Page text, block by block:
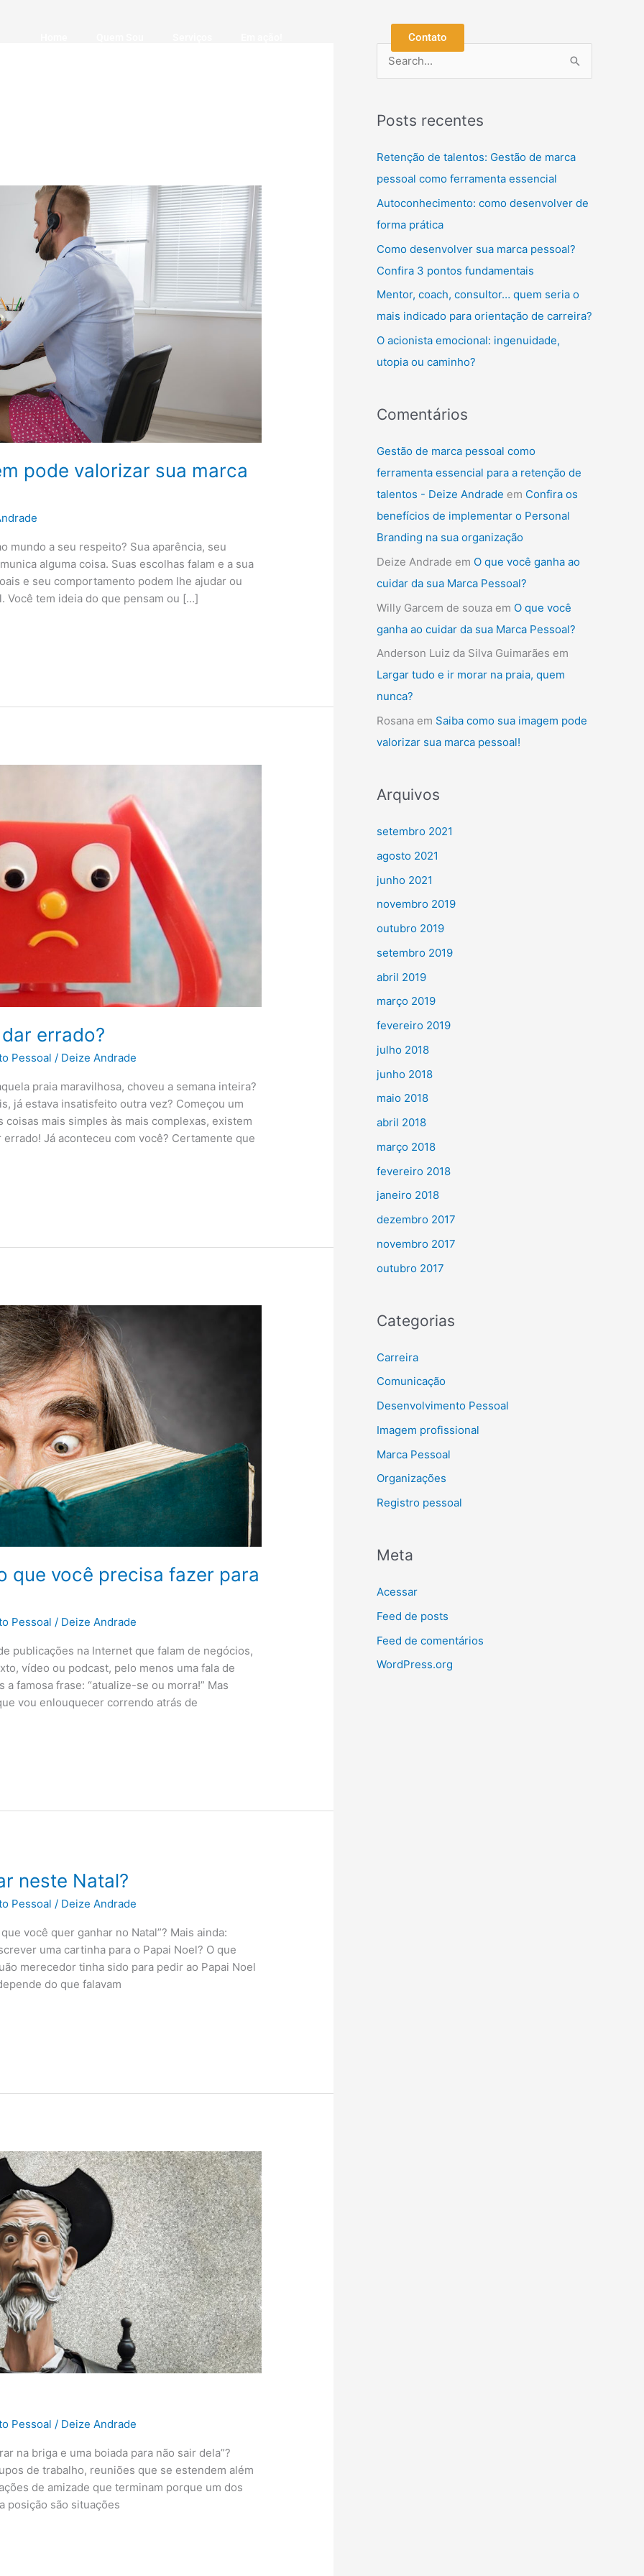
Contato
pode valorizar sua marca
mundo a seu respeito? Sua aparência, seu
alguma coisa. Suas escolhas falam e a sua
e seu comportamento podem lhe ajudar ou
Você tem ideia do que pensam ou […]
errado?
Pessoal / Deize Andrade
praia maravilhosa, choveu a semana inteira?
já estava insatisfeito outra vez? Começou um
mais simples às mais complexas, existem
Já aconteceu com você? Certamente que
que você precisa fazer para
Pessoal / Deize Andrade
publicações na Internet que falam de negócios,
vídeo ou podcast, pelo menos uma fala de
famosa frase: “atualize-se ou morra!” Mas
vou enlouquecer correndo atrás de
neste Natal?
Pessoal / Deize Andrade
você quer ganhar no Natal”? Mais ainda:
uma cartinha para o Papai Noel? O que
merecedor tinha sido para pedir ao Papai Noel
do que falavam
Pessoal / Deize Andrade
na briga e uma boiada para não sair dela”?
de trabalho, reuniões que se estendem além
de amizade que terminam porque um dos
posição são situações
q
u
p
o
r
:
Posts recentes
Retenção de talentos: Gestão de marca
pessoal como ferramenta essencial
Autoconhecimento: como desenvolver de
forma prática
Como desenvolver sua marca pessoal?
Confira 3 pontos fundamentais
Mentor, coach, consultor… quem seria o
mais indicado para orientação de carreira?
O acionista emocional: ingenuidade,
utopia ou caminho?
Comentários
Gestão de marca pessoal como
ferramenta essencial para a retenção de
talentos - Deize Andrade em Confira os
benefícios de implementar o Personal
Branding na sua organização
Deize Andrade em O que você ganha ao
cuidar da sua Marca Pessoal?
Willy Garcem de souza em O que você
ganha ao cuidar da sua Marca Pessoal?
Anderson Luiz da Silva Guimarães em
Largar tudo e ir morar na praia, quem
nunca?
Rosana em Saiba como sua imagem pode
valorizar sua marca pessoal!
Arquivos
setembro 2021
agosto 2021
junho 2021
novembro 2019
outubro 2019
setembro 2019
abril 2019
março 2019
fevereiro 2019
julho 2018
junho 2018
maio 2018
abril 2018
março 2018
fevereiro 2018
janeiro 2018
dezembro 2017
novembro 2017
outubro 2017
Categorias
Carreira
Comunicação
Desenvolvimento Pessoal
Imagem profissional
Marca Pessoal
Organizações
Registro pessoal
Meta
Acessar
Feed de posts
Feed de comentários
WordPress.org